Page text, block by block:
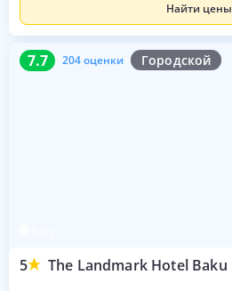
Найти цены
7.7 204 оценки Городской
5 The Landmark Hotel Baku
7.7 204 оценки